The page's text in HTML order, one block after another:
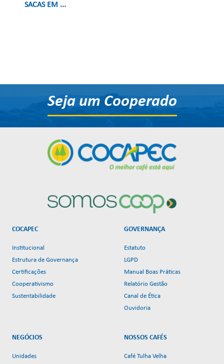
SACAS EM ...
Seja um Cooperado
COCAPEC
Institucional
Estrutura de Governança
Certificações
Cooperativismo
Sustentabilidade
GOVERNANÇA
Estatuto
LGPD
Manual Boas Práticas
Relatório Gestão
Canal de Ética
Ouvidoria
NEGÓCIOS
Unidades
NOSSOS CAFÉS
Café Tulha Velha